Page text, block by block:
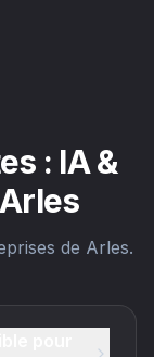
: IA &
de Arles.